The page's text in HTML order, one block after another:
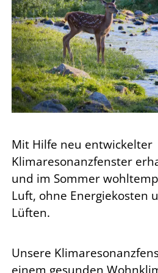
Mit Hilfe neu entwickelter
Klimaresonanzfenster
und im Sommer
Luft, ohne Energiekosten
Lüften.
Unsere
einem gesunden